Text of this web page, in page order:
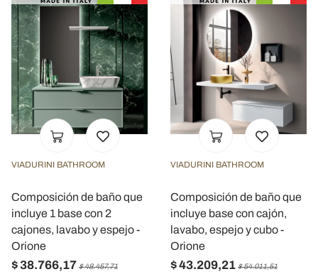
VIADURINI BATHROOM
Composición de baño que
incluye 1 base con 2
cajones, lavabo y espejo -
Orione
$ 38.766,17 $ 48.457,71
VIADURINI BATHROOM
Composición de baño que
incluye base con cajón,
lavabo, espejo y cubo -
Orione
$ 43.209,21 $ 54.011,51